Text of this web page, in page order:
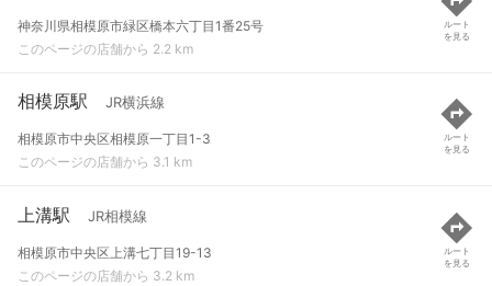
神奈川県相模原市緑区橋本六丁目1番25号
このページの店舗から 2.2 km
ルート
を見る
相模原駅 JR横浜線
相模原市中央区相模原一丁目1-3
このページの店舗から 3.1 km
ルート
を見る
上溝駅 JR相模線
相模原市中央区上溝七丁目19-13
このページの店舗から 3.2 km
ルート
を見る